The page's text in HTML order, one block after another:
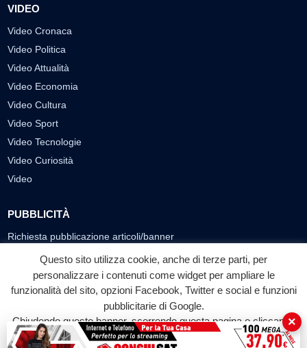
VIDEO
Video Cronaca
Video Politica
Video Attualità
Video Economia
Video Cultura
Video Sport
Video Tecnologie
Video Curiosità
Video
PUBBLICITÀ
Richiesta pubblicazione articoli/banner
SEGUICI SUI SOCIAL
f
Facebook
◎ ▶
YouTube
Questo sito utilizza cookie, anche di terze parti, per
personalizzare i contenuti come widget per ampliare le
funzionalità del sito, opzioni Facebook, Twitter e social e funzioni
pubblicitarie di Google.
Chiudendo questo banner, scorrendo questa pagina o cliccando
su qualunque suo elemento acconsenti all'uso dei cookie.
×